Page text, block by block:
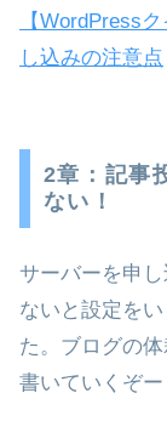
【WordPress
し込みの注意点
2章：記事
ない！
サーバーを申
ないと設定を
た。ブログの
書いていくぞー